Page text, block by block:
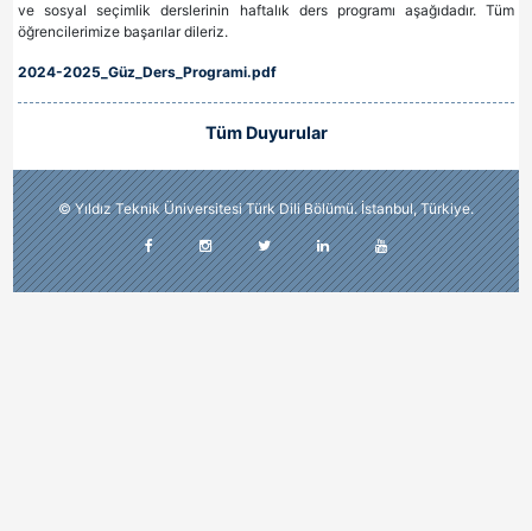
ve sosyal seçimlik derslerinin haftalık ders programı aşağıdadır. Tüm
öğrencilerimize başarılar dileriz.
2024-2025_Güz_Ders_Programi.pdf
Tüm Duyurular
© Yıldız Teknik Üniversitesi Türk Dili Bölümü. İstanbul, Türkiye.